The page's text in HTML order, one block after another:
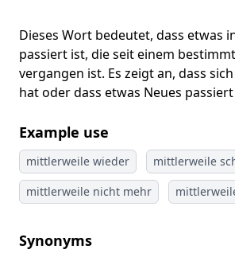
Dieses Wort bedeutet, dass etwas
passiert ist, die seit einem
vergangen ist. Es zeigt an, dass
hat oder dass etwas Neues
Example use
mittlerweile wieder
mittlerweile
mittlerweile nicht mehr
Synonyms